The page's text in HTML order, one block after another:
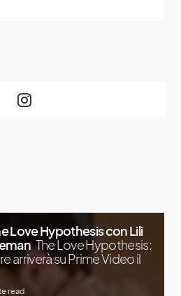
Love Hypothesis con Lili
The Love Hypothesis:
arriverà su Prime Video il
read